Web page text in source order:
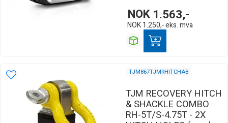
NOK 1.563,-
NOK 1.250,-eks. mva
TJM867TJMRHITCHAB
TJM RECOVERY HITCH
& SHACKLE COMBO
RH-5T/S-4.75T - 2X